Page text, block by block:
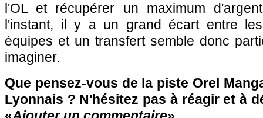
l'OL et récupérer un maximum
l'instant, il y a un grand écart entre
équipes et un transfert semble donc
imaginer.
Que pensez-vous de la piste Orel
Lyonnais ? N'hésitez pas à réagir et à